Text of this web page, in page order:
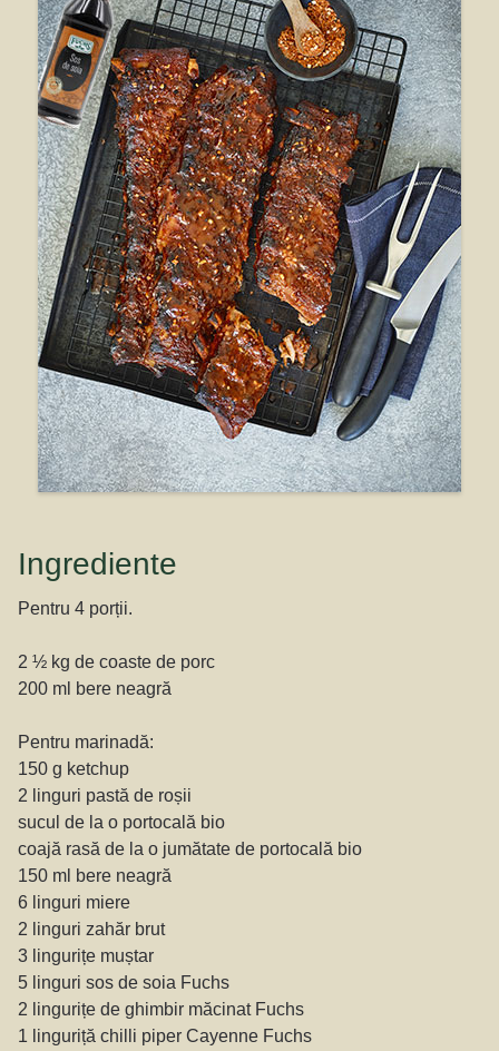
Ingrediente
Pentru 4 porții.
2 ½ kg de coaste de porc
200 ml bere neagră
Pentru marinadă:
150 g ketchup
2 linguri pastă de roșii
sucul de la o portocală bio
coajă rasă de la o jumătate de portocală bio
150 ml bere neagră
6 linguri miere
2 linguri zahăr brut
3 lingurițe muștar
5 linguri sos de soia Fuchs
2 lingurițe de ghimbir măcinat Fuchs
1 linguriță chilli piper Cayenne Fuchs